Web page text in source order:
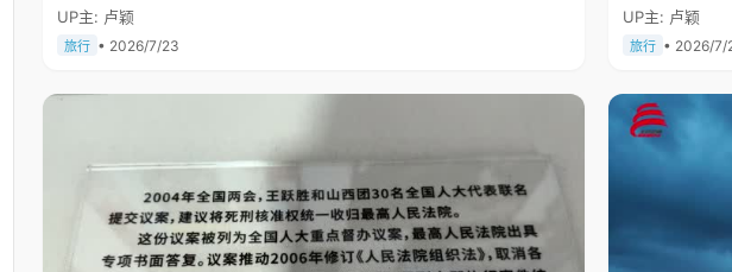
UP主: 卢颖
旅行 • 2026/7/23
UP主: 卢颖
旅行 • 2026/7/